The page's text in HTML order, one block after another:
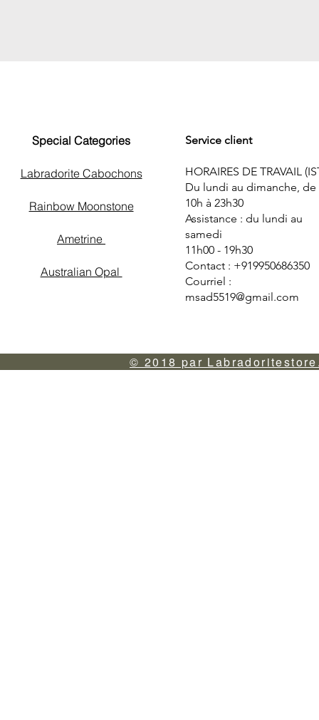
Service client
HORAIRES DE TRAVAIL
Du lundi au dimanche, de
10h à 23h30
Assistance : du lundi au
samedi
11h00 - 19h30
Contact : +919950686350
Courriel :
msad5519@gmail.com
Special Categories
Labradorite Cabochons
Rainbow Moonstone
Ametrine
Australian Opal
© 2018 par